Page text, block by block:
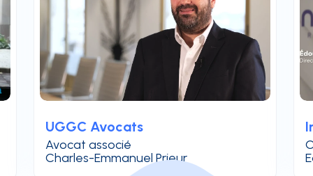
UGGC Avocats
Charles-Emmanuel Prieur
Avocat associé